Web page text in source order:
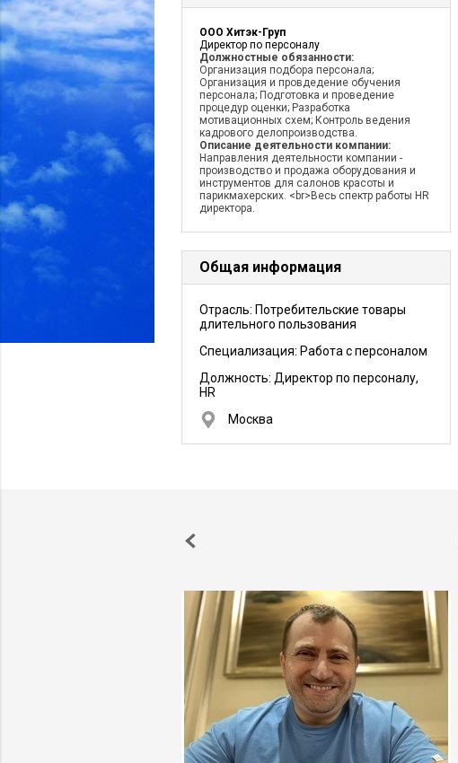
ООО Хитэк-Груп
Директор по персоналу
Должностные обязанности:
Организация подбора персонала;
Организация и провдедение обучения
персонала; Подготовка и проведение
процедур оценки; Разработка
мотивационных схем; Контроль ведения
кадрового делопроизводства.
Описание деятельности компании:
Направления деятельности компании -
производство и продажа оборудования и
инструментов для салонов красоты и
парикмахерских. <br>Весь спектр работы HR
директора.
Общая информация
Отрасль: Потребительские товары
длительного пользования
Специализация: Работа с персоналом
Должность: Директор по персоналу,
HR
Москва